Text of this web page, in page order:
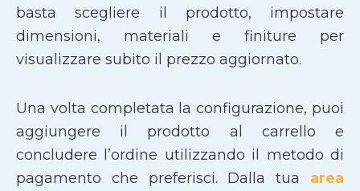
basta scegliere il prodotto, impostare
dimensioni, materiali e finiture per
visualizzare subito il prezzo aggiornato.
Una volta completata la configurazione, puoi
aggiungere il prodotto al carrello e
concludere l’ordine utilizzando il metodo di
pagamento che preferisci. Dalla tua area